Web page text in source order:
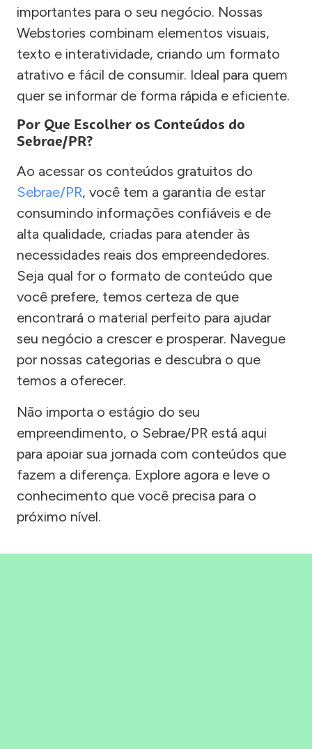
importantes para o seu negócio. Nossas
Webstories combinam elementos visuais,
texto e interatividade, criando um formato
atrativo e fácil de consumir. Ideal para quem
quer se informar de forma rápida e eficiente.
Por Que Escolher os Conteúdos do
Sebrae/PR?
Ao acessar os conteúdos gratuitos do
Sebrae/PR, você tem a garantia de estar
consumindo informações confiáveis e de
alta qualidade, criadas para atender às
necessidades reais dos empreendedores.
Seja qual for o formato de conteúdo que
você prefere, temos certeza de que
encontrará o material perfeito para ajudar
seu negócio a crescer e prosperar. Navegue
por nossas categorias e descubra o que
temos a oferecer.
Não importa o estágio do seu
empreendimento, o Sebrae/PR está aqui
para apoiar sua jornada com conteúdos que
fazem a diferença. Explore agora e leve o
conhecimento que você precisa para o
próximo nível.